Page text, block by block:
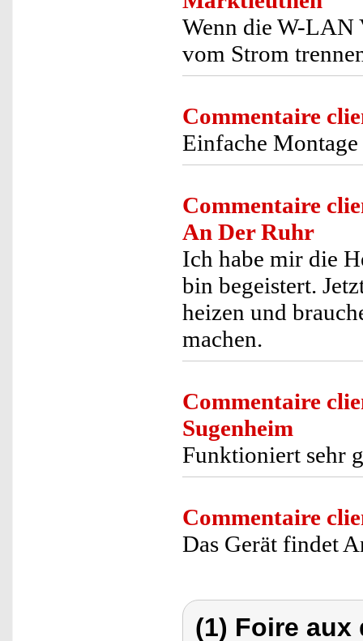
Wenn die W-LAN
vom Strom
Commentaire
Einfache
Commentaire
An Der Ruhr
Ich habe mir die
bin begeistert.
heizen und
machen.
Commentaire
Sugenheim
Funktioniert sehr
Commentaire
Das Gerät findet
(1) Foire